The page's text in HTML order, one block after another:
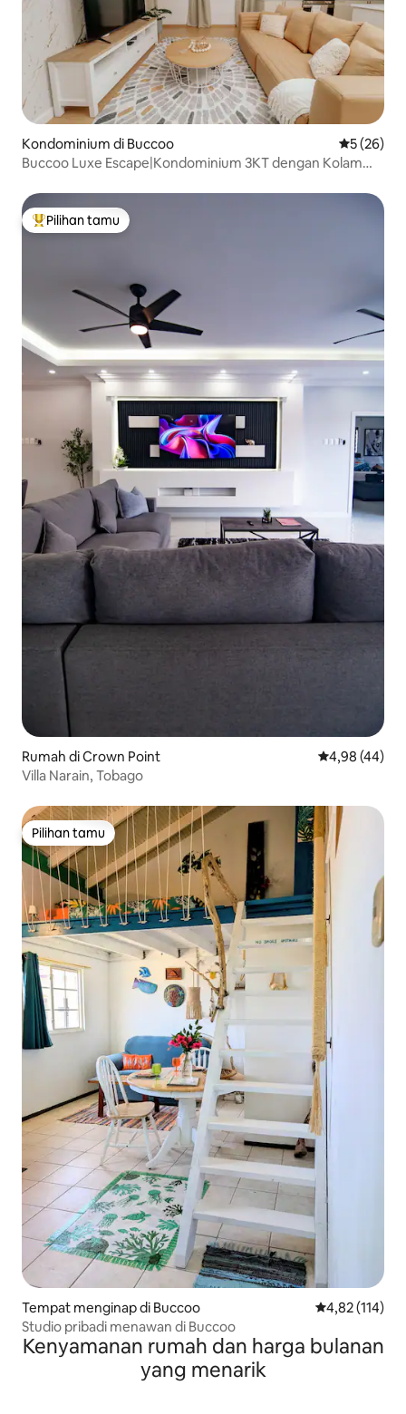
Kondominium di Buccoo Nilai rata-
5 (26)
Buccoo Luxe Escape|Kondominium 3KT dengan Kolam
Pilihan tamu terpopuler
Pilihan tamu
Rumah di Crown Point Nilai rata-rata
4,98 (44)
Villa Narain, Tobago
Pilihan tamu
Pilihan tamu
Tempat menginap di Buccoo Nilai rata-rata
4,82 (114)
Studio pribadi menawan di Buccoo
Kenyamanan rumah dan harga bulanan
yang menarik